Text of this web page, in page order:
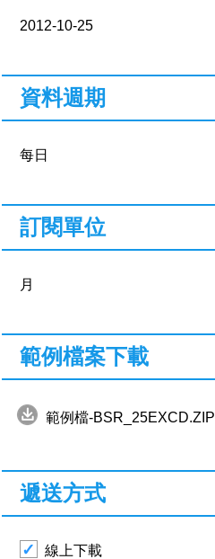
2012-10-25
資料週期
每日
訂閱單位
月
範例檔案下載
範例檔-BSR_25EXCD.ZIP
遞送方式
線上下載